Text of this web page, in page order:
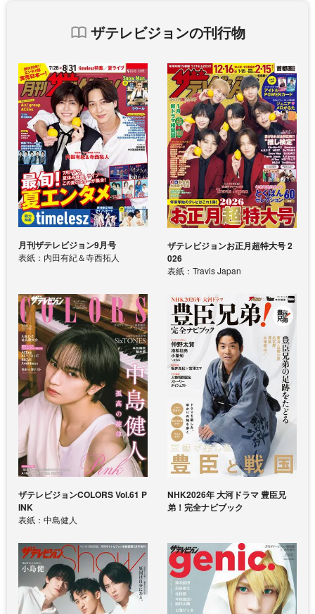
ザテレビジョンの刊行物
月刊ザテレビジョン9月号
表紙：内田有紀＆寺西拓人
ザテレビジョンお正月超特大号 2
026
表紙：Travis Japan
ザテレビジョンCOLORS Vol.61 P
INK
表紙：中島健人
NHK2026年 大河ドラマ 豊臣兄
弟！完全ナビブック